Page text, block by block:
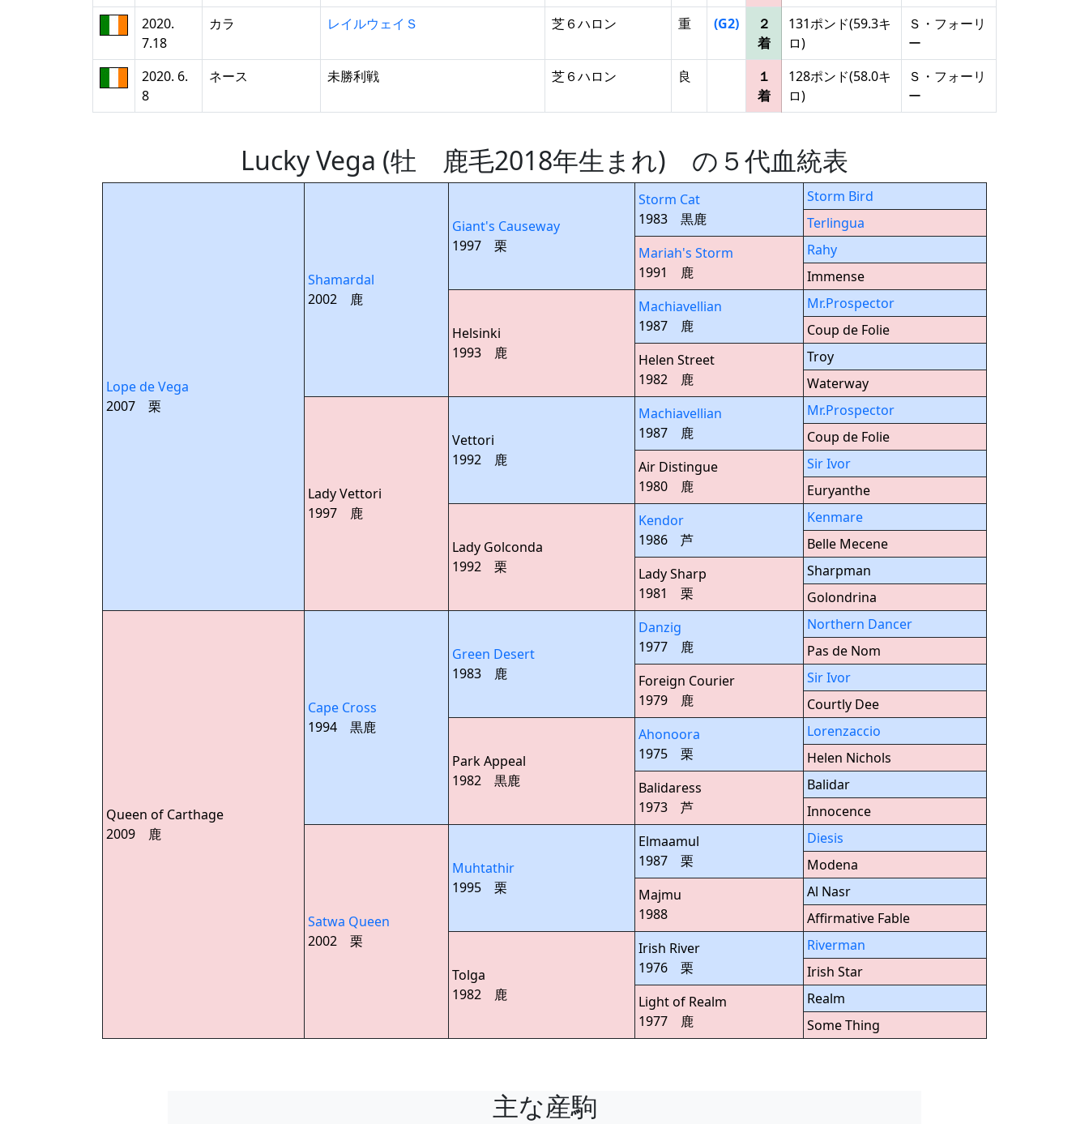
2020.
7.18
カラ レイルウェイＳ 芝６ハロン 重 (G2)
２
着
131ポンド(59.3キ
ロ)
Ｓ・フォーリ
ー
2020. 6.
8
ネース 未勝利戦 芝６ハロン 良
１
着
128ポンド(58.0キ
ロ)
Ｓ・フォーリ
ー
Lucky Vega (牡 鹿毛2018年生まれ) の５代血統表
Lope de Vega
2007 栗
Shamardal
2002 鹿
Giant's Causeway
1997 栗
Storm Cat
1983 黒鹿
Storm Bird
Terlingua
Mariah's Storm
1991 鹿
Rahy
Immense
Helsinki
1993 鹿
Machiavellian
1987 鹿
Mr.Prospector
Coup de Folie
Helen Street
1982 鹿
Troy
Waterway
Lady Vettori
1997 鹿
Vettori
1992 鹿
Machiavellian
1987 鹿
Mr.Prospector
Coup de Folie
Air Distingue
1980 鹿
Sir Ivor
Euryanthe
Lady Golconda
1992 栗
Kendor
1986 芦
Kenmare
Belle Mecene
Lady Sharp
1981 栗
Sharpman
Golondrina
Queen of Carthage
2009 鹿
Cape Cross
1994 黒鹿
Green Desert
1983 鹿
Danzig
1977 鹿
Northern Dancer
Pas de Nom
Foreign Courier
1979 鹿
Sir Ivor
Courtly Dee
Park Appeal
1982 黒鹿
Ahonoora
1975 栗
Lorenzaccio
Helen Nichols
Balidaress
1973 芦
Balidar
Innocence
Satwa Queen
2002 栗
Muhtathir
1995 栗
Elmaamul
1987 栗
Diesis
Modena
Majmu
1988
Al Nasr
Affirmative Fable
Tolga
1982 鹿
Irish River
1976 栗
Riverman
Irish Star
Light of Realm
1977 鹿
Realm
Some Thing
主な産駒